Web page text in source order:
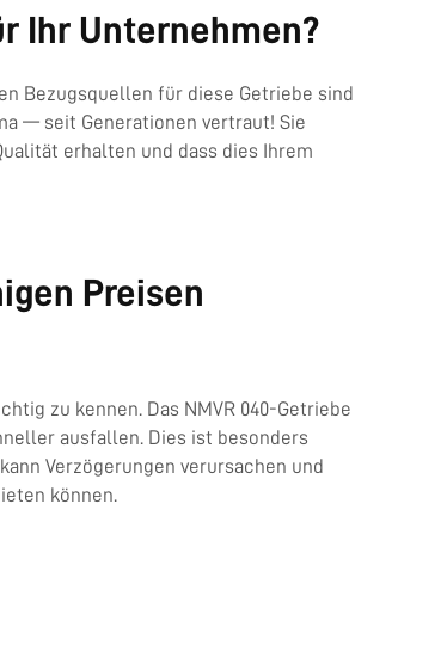
Ihr Unternehmen?
Bezugsquellen für diese Getriebe sind
— seit Generationen vertraut! Sie
erhalten und dass dies Ihrem
Preisen
zu kennen. Das NMVR 040-Getriebe
ausfallen. Dies ist besonders
Verzögerungen verursachen und
können.